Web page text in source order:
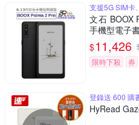
支援5G SIM卡
文石 BOOX
手機型電子
$11,426
限時下殺
券
登錄送 600 購
HyRead